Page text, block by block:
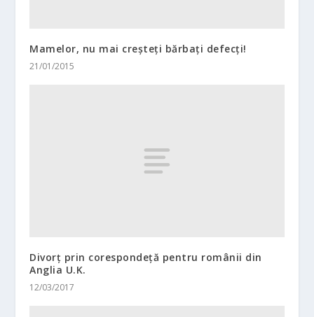
Mamelor, nu mai creșteți bărbați defecți!
21/01/2015
Divorț prin corespondeță pentru românii din
Anglia U.K.
12/03/2017